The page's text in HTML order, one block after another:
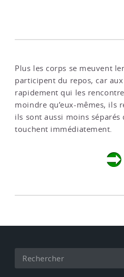
Plus les corps se meuvent
participent du repos, car
rapidement qui les
moindre qu’eux-mêmes, ils
ils sont aussi moins séparés
touchent immédiatement.